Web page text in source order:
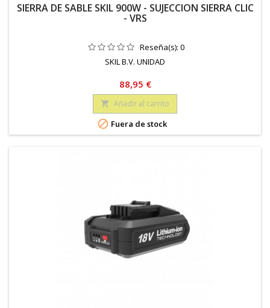
SIERRA DE SABLE SKIL 900W - SUJECCION SIERRA CLIC
- VRS
Reseña(s): 0
SKIL B.V. UNIDAD
Precio
88,95 €
 Añadir al carrito
 Fuera de stock